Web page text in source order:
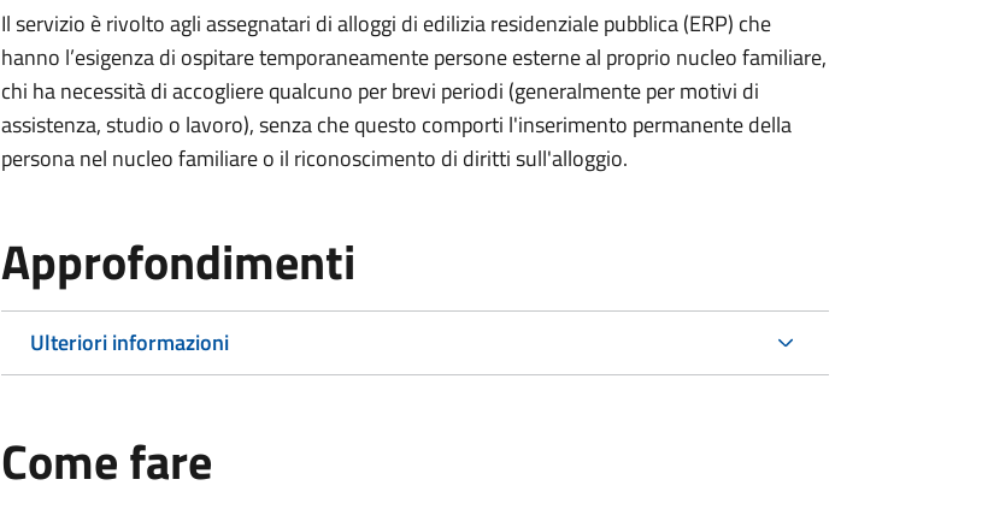
Il servizio è rivolto agli assegnatari di alloggi di edilizia residenziale pubblica (ERP) che
hanno l’esigenza di ospitare temporaneamente persone esterne al proprio nucleo familiare,
chi ha necessità di accogliere qualcuno per brevi periodi (generalmente per motivi di
assistenza, studio o lavoro), senza che questo comporti l'inserimento permanente della
persona nel nucleo familiare o il riconoscimento di diritti sull'alloggio.
Approfondimenti
Ulteriori informazioni
Come fare